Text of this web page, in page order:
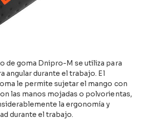
de goma Dnipro-M se utiliza para
angular durante el trabajo. El
le permite sujetar el mango con
las manos mojadas o polvorientas,
la ergonomía y
durante el trabajo.